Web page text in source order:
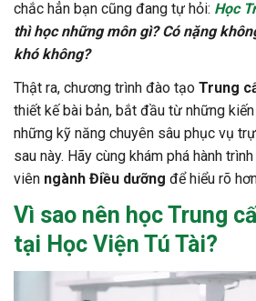
chắc hẳn bạn cũng đang tự hỏi: Học
thì học những môn gì? Có nặng
khó không?
Thật ra, chương trình đào tạo Trung
thiết kế bài bản, bắt đầu từ những
những kỹ năng chuyên sâu phục vụ
sau này. Hãy cùng khám phá hành
viên ngành Điều dưỡng để hiểu rõ
Vì sao nên họcTrung
tại Học Viện Tú Tài?